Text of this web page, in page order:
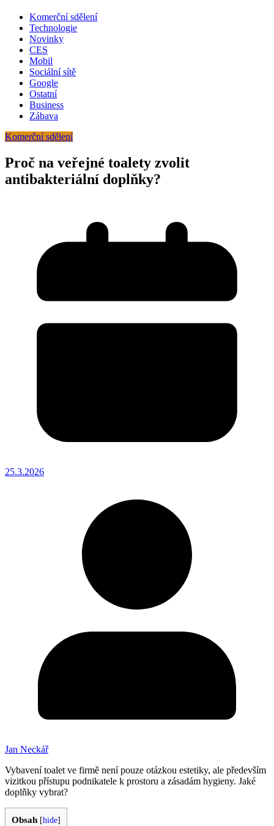
Komerční sdělení
Technologie
Novinky
CES
Mobil
Sociální sítě
Google
Ostatní
Business
Zábava
Komerční sdělení
Proč na veřejné toalety zvolit
antibakteriální doplňky?
25.3.2026
Jan Neckář
Vybavení toalet ve firmě není pouze otázkou estetiky, ale především
vizitkou přístupu podnikatele k prostoru a zásadám hygieny. Jaké
doplňky vybrat?
Obsah [hide]